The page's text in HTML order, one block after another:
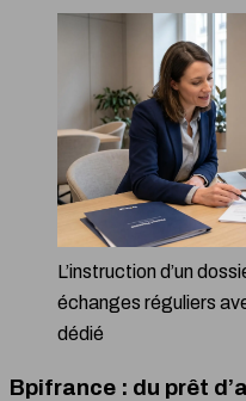
L’instruction d’un
échanges réguliers
dédié
Bpifrance : du prêt